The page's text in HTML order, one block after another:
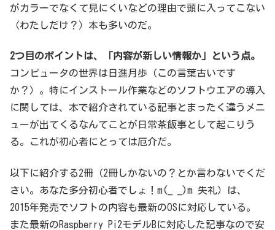
がカラーでなくて見にくいなどの理由で頭に入ってこない
（わたしだけ？）本も多いのだ。
2つ目のポイントは、「内容が新しい情報か」という点。
コンピュータの世界は日進月歩（この言葉古いです
か？）。特にインストール作業などのソフトウエアの導入
に関しては、本で紹介されている記事とまったく違うメニ
ューが出てくるなんてことが日常茶飯事として起こりう
る。これが初心者にとっては厄介だ。
以下に紹介する2冊（2冊しかないの？とか言わないでくだ
さい。あなた多分初心者でしょ！m(_ _)m 失礼）は、
2015年発売でソフトの内容も最新のOSに対応している。
また最新のRaspberry Pi2モデルBに対応した記事なので安